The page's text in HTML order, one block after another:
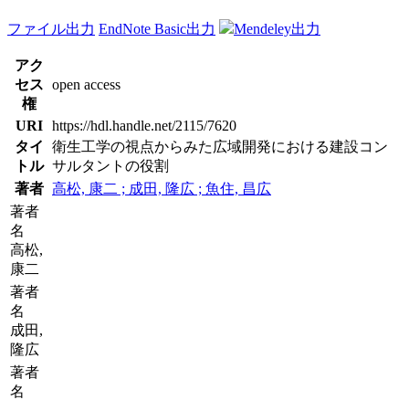
ファイル出力 EndNote Basic出力 Mendeley出力
アク
セス
権
open access
URI https://hdl.handle.net/2115/7620
タイ
トル
衛生工学の視点からみた広域開発における建設コン
サルタントの役割
著者 高松, 康二 ; 成田, 隆広 ; 魚住, 昌広
著者
名
高松,
康二
著者
名
成田,
隆広
著者
名